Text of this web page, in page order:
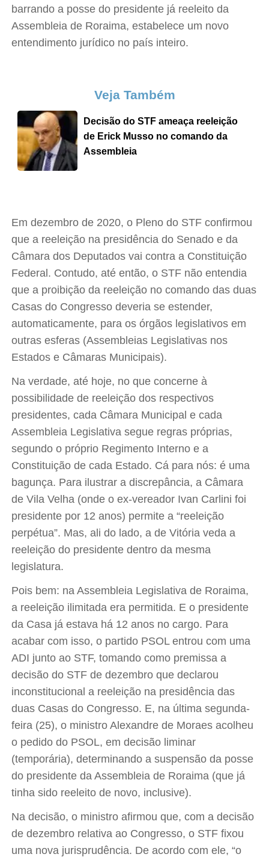
barrando a posse do presidente já reeleito da
Assembleia de Roraima, estabelece um novo
entendimento jurídico no país inteiro.
Veja Também
Decisão do STF ameaça reeleição
de Erick Musso no comando da
Assembleia
Em dezembro de 2020, o Pleno do STF confirmou
que a reeleição na presidência do Senado e da
Câmara dos Deputados vai contra a Constituição
Federal. Contudo, até então, o STF não entendia
que a proibição da reeleição no comando das duas
Casas do Congresso deveria se estender,
automaticamente, para os órgãos legislativos em
outras esferas (Assembleias Legislativas nos
Estados e Câmaras Municipais).
Na verdade, até hoje, no que concerne à
possibilidade de reeleição dos respectivos
presidentes, cada Câmara Municipal e cada
Assembleia Legislativa segue regras próprias,
segundo o próprio Regimento Interno e a
Constituição de cada Estado. Cá para nós: é uma
bagunça. Para ilustrar a discrepância, a Câmara
de Vila Velha (onde o ex-vereador Ivan Carlini foi
presidente por 12 anos) permite a “reeleição
perpétua”. Mas, ali do lado, a de Vitória veda a
reeleição do presidente dentro da mesma
legislatura.
Pois bem: na Assembleia Legislativa de Roraima,
a reeleição ilimitada era permitida. E o presidente
da Casa já estava há 12 anos no cargo. Para
acabar com isso, o partido PSOL entrou com uma
ADI junto ao STF, tomando como premissa a
decisão do STF de dezembro que declarou
inconstitucional a reeleição na presidência das
duas Casas do Congresso. E, na última segunda-
feira (25), o ministro Alexandre de Moraes acolheu
o pedido do PSOL, em decisão liminar
(temporária), determinando a suspensão da posse
do presidente da Assembleia de Roraima (que já
tinha sido reeleito de novo, inclusive).
Na decisão, o ministro afirmou que, com a decisão
de dezembro relativa ao Congresso, o STF fixou
uma nova jurisprudência. De acordo com ele, “o